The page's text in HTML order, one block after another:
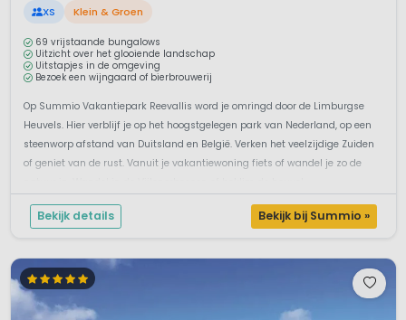
XS Klein & Groen
69 vrijstaande bungalows
Uitzicht over het glooiende landschap
Uitstapjes in de omgeving
Bezoek een wijngaard of bierbrouwerij
Op Summio Vakantiepark Reevallis word je omringd door de Limburgse
Heuvels. Hier verblijf je op het hoogstgelegen park van Nederland, op een
steenworp afstand van Duitsland en België. Verken het veelzijdige Zuiden
of geniet van de rust. Vanuit je vakantiewoning fiets of wandel je zo de
Bekijk details Bekijk bij Summio »